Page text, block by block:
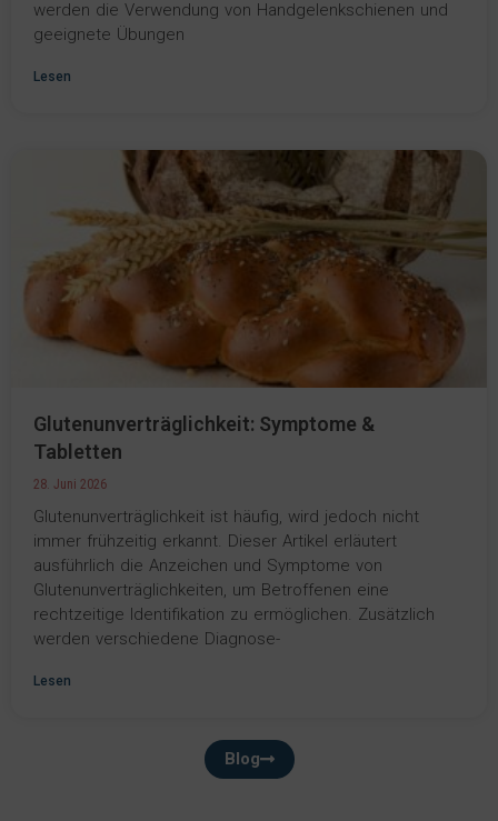
werden die Verwendung von Handgelenkschienen und
geeignete Übungen
Lesen
Glutenunverträglichkeit: Symptome &
Tabletten
28. Juni 2026
Glutenunverträglichkeit ist häufig, wird jedoch nicht
immer frühzeitig erkannt. Dieser Artikel erläutert
ausführlich die Anzeichen und Symptome von
Glutenunverträglichkeiten, um Betroffenen eine
rechtzeitige Identifikation zu ermöglichen. Zusätzlich
werden verschiedene Diagnose-
Lesen
Blog